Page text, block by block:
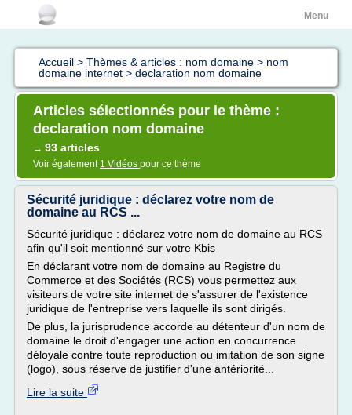
Menu
Accueil > Thèmes & articles : nom domaine > nom
domaine internet > declaration nom domaine
Articles sélectionnés pour le thème :
declaration nom domaine
→ 93 articles
Voir également 1 Vidéos pour ce thème
Sécurité juridique : déclarez votre nom de
domaine au RCS ...
Sécurité juridique : déclarez votre nom de domaine au RCS
afin qu'il soit mentionné sur votre Kbis
En déclarant votre nom de domaine au Registre du
Commerce et des Sociétés (RCS) vous permettez aux
visiteurs de votre site internet de s'assurer de l'existence
juridique de l'entreprise vers laquelle ils sont dirigés.
De plus, la jurisprudence accorde au détenteur d'un nom de
domaine le droit d'engager une action en concurrence
déloyale contre toute reproduction ou imitation de son signe
(logo), sous réserve de justifier d'une antériorité...
Lire la suite